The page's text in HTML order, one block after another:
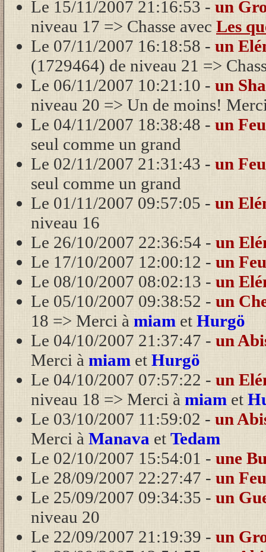
Le 15/11/2007 21:16:53 - un
niveau 17 => Chasse avec Les
Le 07/11/2007 16:18:58 - un
(1729464) de niveau 21 =>
Le 06/11/2007 10:21:10 - un
niveau 20 => Un de moins!
Le 04/11/2007 18:38:48 - un
seul comme un grand
Le 02/11/2007 21:31:43 - un
seul comme un grand
Le 01/11/2007 09:57:05 - un
niveau 16
Le 26/10/2007 22:36:54 - un
Le 17/10/2007 12:00:12 - un
Le 08/10/2007 08:02:13 - un
Le 05/10/2007 09:38:52 - un
18 => Merci à miam et Hurgö
Le 04/10/2007 21:37:47 - un
Merci à miam et Hurgö
Le 04/10/2007 07:57:22 - un
niveau 18 => Merci à miam et
Le 03/10/2007 11:59:02 - un
Merci à Manava et Tedam
Le 02/10/2007 15:54:01 - une
Le 28/09/2007 22:27:47 - un
Le 25/09/2007 09:34:35 - un
niveau 20
Le 22/09/2007 21:19:39 - un